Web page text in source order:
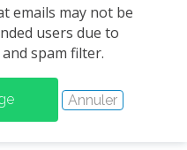
emails may not be
users due to
spam filter.